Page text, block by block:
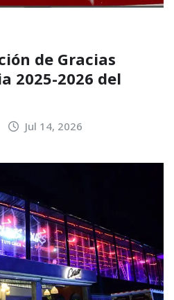
de Gracias
2025-2026 del
Jul 14, 2026